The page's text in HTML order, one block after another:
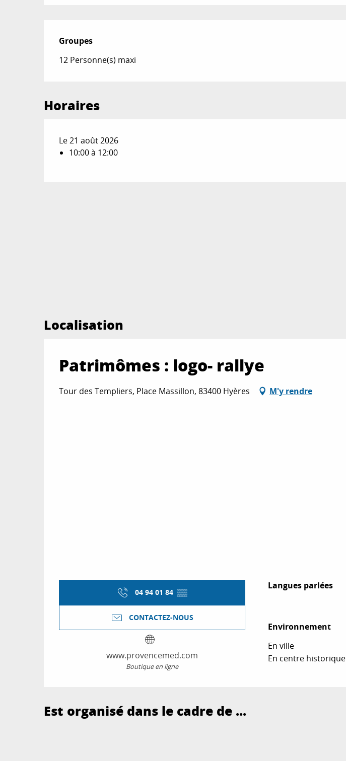
Groupes
Groupes
12 Personne(s) maxi
Horaires
Le 21 août 2026
10:00 à 12:00
Localisation
Patrimômes : logo- rallye
Tour des Templiers, Place Massillon, 83400 Hyères M'y rendre
04 94 01 84 ▒▒
CONTACTEZ-NOUS
www.provencemed.com
Boutique en ligne
Langues parlées
Langues parlées
Environnement
Environnement
En ville
En centre historique
Est organisé dans le cadre de ...